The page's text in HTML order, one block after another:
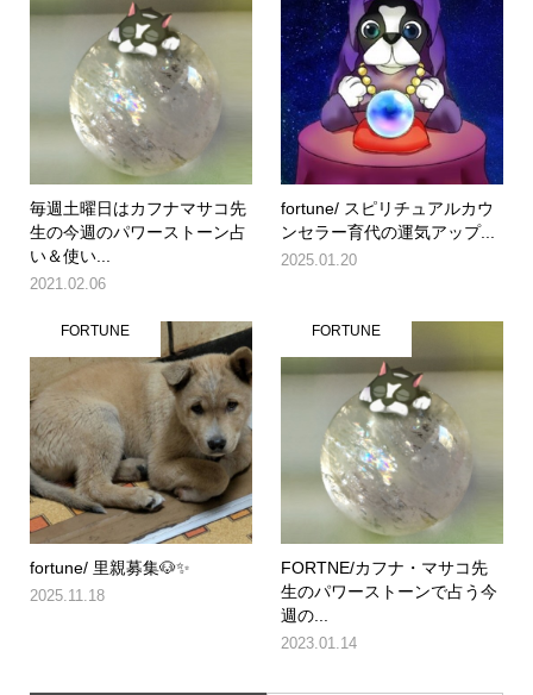
毎週土曜日はカフナマサコ先
生の今週のパワーストーン占
い＆使い...
2021.02.06
fortune/ スピリチュアルカウ
ンセラー育代の運気アップ...
2025.01.20
FORTUNE
fortune/ 里親募集🐶✨
2025.11.18
FORTUNE
FORTNE/カフナ・マサコ先
生のパワーストーンで占う今
週の...
2023.01.14